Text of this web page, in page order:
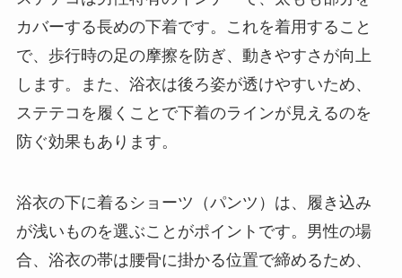
カバーする長めの下着です。これを着用すること
で、歩行時の足の摩擦を防ぎ、動きやすさが向上
します。また、浴衣は後ろ姿が透けやすいため、
ステテコを履くことで下着のラインが見えるのを
防ぐ効果もあります。
浴衣の下に着るショーツ（パンツ）は、履き込み
が浅いものを選ぶことがポイントです。男性の場
合、浴衣の帯は腰骨に掛かる位置で締めるため、